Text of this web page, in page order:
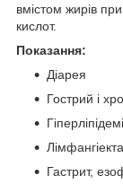
вмістом жирів
кислот.
Показання:
Діарея
Гострий і
Гастрит,